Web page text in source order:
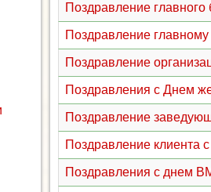
Поздравление
Поздравление
Поздравление
Поздравления с Днем
Поздравление
Поздравление клиента
Поздравления с днем